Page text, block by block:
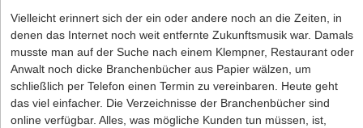
Vielleicht erinnert sich der ein oder andere noch an die Zeiten, in
denen das Internet noch weit entfernte Zukunftsmusik war. Damals
musste man auf der Suche nach einem Klempner, Restaurant oder
Anwalt noch dicke Branchenbücher aus Papier wälzen, um
schließlich per Telefon einen Termin zu vereinbaren. Heute geht
das viel einfacher. Die Verzeichnisse der Branchenbücher sind
online verfügbar. Alles, was mögliche Kunden tun müssen, ist,